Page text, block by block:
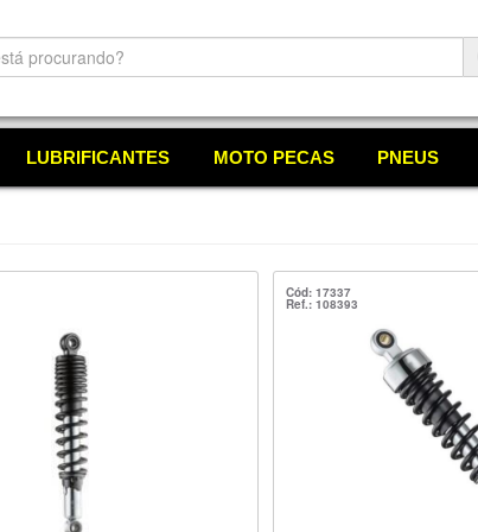
LUBRIFICANTES MOTO PECAS PNEUS
Cód: 17337
Ref.: 108393